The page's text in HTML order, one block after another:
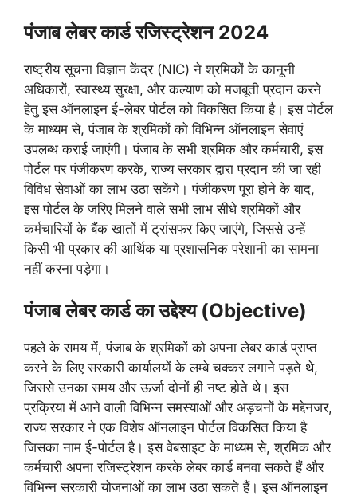
पंजाब लेबर कार्ड रजिस्ट्रेशन 2024
राष्ट्रीय सूचना विज्ञान केंद्र (NIC) ने श्रमिकों के कानूनी
अधिकारों, स्वास्थ्य सुरक्षा, और कल्याण को मजबूती प्रदान करने
हेतु इस ऑनलाइन ई-लेबर पोर्टल को विकसित किया है। इस पोर्टल
के माध्यम से, पंजाब के श्रमिकों को विभिन्न ऑनलाइन सेवाएं
उपलब्ध कराई जाएंगी। पंजाब के सभी श्रमिक और कर्मचारी, इस
पोर्टल पर पंजीकरण करके, राज्य सरकार द्वारा प्रदान की जा रही
विविध सेवाओं का लाभ उठा सकेंगे। पंजीकरण पूरा होने के बाद,
इस पोर्टल के जरिए मिलने वाले सभी लाभ सीधे श्रमिकों और
कर्मचारियों के बैंक खातों में ट्रांसफर किए जाएंगे, जिससे उन्हें
किसी भी प्रकार की आर्थिक या प्रशासनिक परेशानी का सामना
नहीं करना पड़ेगा।
पंजाब लेबर कार्ड का उद्देश्य (Objective)
पहले के समय में, पंजाब के श्रमिकों को अपना लेबर कार्ड प्राप्त
करने के लिए सरकारी कार्यालयों के लम्बे चक्कर लगाने पड़ते थे,
जिससे उनका समय और ऊर्जा दोनों ही नष्ट होते थे। इस
प्रक्रिया में आने वाली विभिन्न समस्याओं और अड़चनों के मद्देनजर,
राज्य सरकार ने एक विशेष ऑनलाइन पोर्टल विकसित किया है
जिसका नाम ई-पोर्टल है। इस वेबसाइट के माध्यम से, श्रमिक और
कर्मचारी अपना रजिस्ट्रेशन करके लेबर कार्ड बनवा सकते हैं और
विभिन्न सरकारी योजनाओं का लाभ उठा सकते हैं। इस ऑनलाइन